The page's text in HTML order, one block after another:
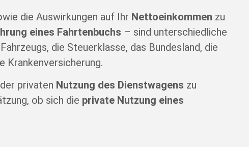
die Auswirkungen auf Ihr Nettoeinkommen zu
eines Fahrtenbuchs – sind unterschiedliche
die Steuerklasse, das Bundesland, die
Krankenversicherung.
privaten Nutzung des Dienstwagens zu
ob sich die private Nutzung eines